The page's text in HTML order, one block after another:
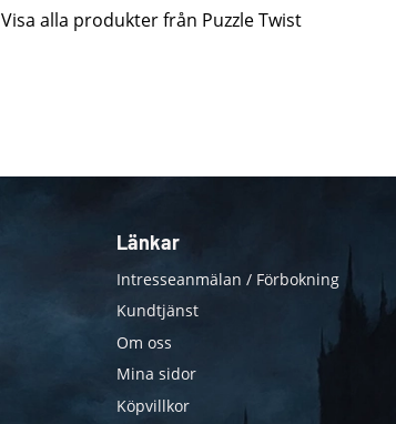
Visa alla produkter från Puzzle Twist
Länkar
Intresseanmälan / Förbokning
Kundtjänst
Om oss
Mina sidor
Köpvillkor